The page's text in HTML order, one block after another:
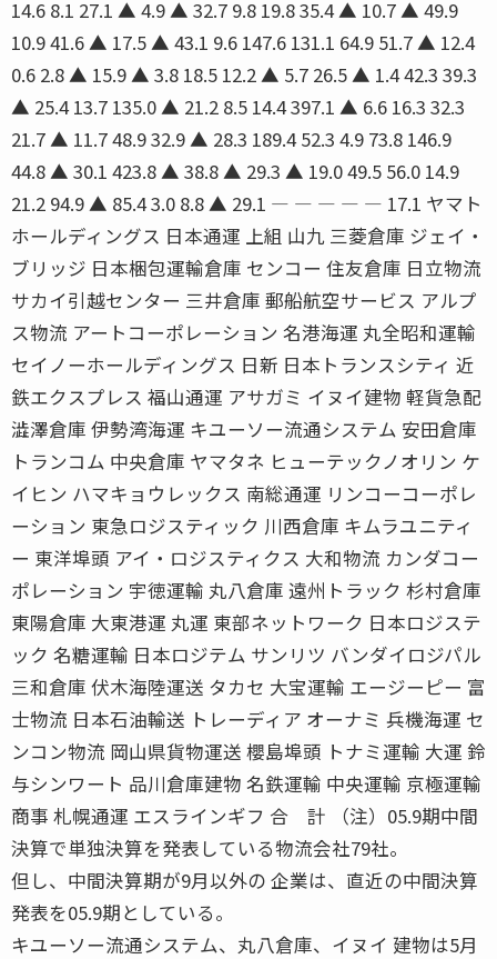
14.6 8.1 27.1 ▲ 4.9 ▲ 32.7 9.8 19.8 35.4 ▲ 10.7 ▲ 49.9
10.9 41.6 ▲ 17.5 ▲ 43.1 9.6 147.6 131.1 64.9 51.7 ▲ 12.4
0.6 2.8 ▲ 15.9 ▲ 3.8 18.5 12.2 ▲ 5.7 26.5 ▲ 1.4 42.3 39.3
▲ 25.4 13.7 135.0 ▲ 21.2 8.5 14.4 397.1 ▲ 6.6 16.3 32.3
21.7 ▲ 11.7 48.9 32.9 ▲ 28.3 189.4 52.3 4.9 73.8 146.9
44.8 ▲ 30.1 423.8 ▲ 38.8 ▲ 29.3 ▲ 19.0 49.5 56.0 14.9
21.2 94.9 ▲ 85.4 3.0 8.8 ▲ 29.1 ― ― ― ― ― 17.1 ヤマト
ホールディングス 日本通運 上組 山九 三菱倉庫 ジェイ・
ブリッジ 日本梱包運輸倉庫 センコー 住友倉庫 日立物流
サカイ引越センター 三井倉庫 郵船航空サービス アルプ
ス物流 アートコーポレーション 名港海運 丸全昭和運輸
セイノーホールディングス 日新 日本トランスシティ 近
鉄エクスプレス 福山通運 アサガミ イヌイ建物 軽貨急配
澁澤倉庫 伊勢湾海運 キユーソー流通システム 安田倉庫
トランコム 中央倉庫 ヤマタネ ヒューテックノオリン ケ
イヒン ハマキョウレックス 南総通運 リンコーコーポレ
ーション 東急ロジスティック 川西倉庫 キムラユニティ
ー 東洋埠頭 アイ・ロジスティクス 大和物流 カンダコー
ポレーション 宇徳運輸 丸八倉庫 遠州トラック 杉村倉庫
東陽倉庫 大東港運 丸運 東部ネットワーク 日本ロジステ
ック 名糖運輸 日本ロジテム サンリツ バンダイロジパル
三和倉庫 伏木海陸運送 タカセ 大宝運輸 エージーピー 富
士物流 日本石油輸送 トレーディア オーナミ 兵機海運 セ
ンコン物流 岡山県貨物運送 櫻島埠頭 トナミ運輸 大運 鈴
与シンワート 品川倉庫建物 名鉄運輸 中央運輸 京極運輸
商事 札幌通運 エスラインギフ 合 計 （注）05.9期中間
決算で単独決算を発表している物流会社79社。
但し、中間決算期が9月以外の 企業は、直近の中間決算
発表を05.9期としている。
キユーソー流通システム、丸八倉庫、イヌイ 建物は5月